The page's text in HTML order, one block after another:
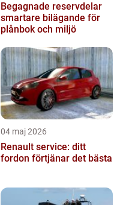
Begagnade reservdelar
smartare bilägande för
plånbok och miljö
04 maj 2026
Renault service: ditt
fordon förtjänar det bästa